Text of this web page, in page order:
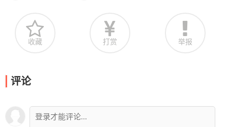
收藏 打赏 举报
评论